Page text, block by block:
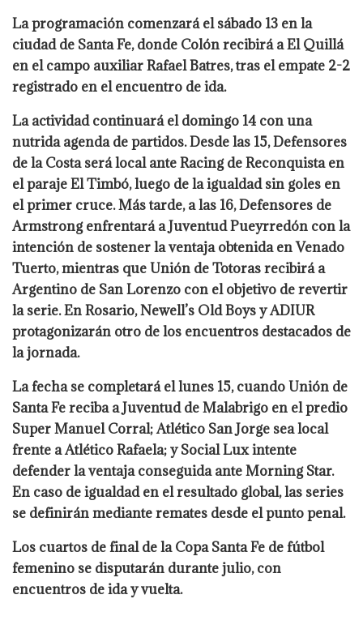
La programación comenzará el sábado 13 en la
ciudad de Santa Fe, donde Colón recibirá a El Quillá
en el campo auxiliar Rafael Batres, tras el empate 2-2
registrado en el encuentro de ida.
La actividad continuará el domingo 14 con una
nutrida agenda de partidos. Desde las 15, Defensores
de la Costa será local ante Racing de Reconquista en
el paraje El Timbó, luego de la igualdad sin goles en
el primer cruce. Más tarde, a las 16, Defensores de
Armstrong enfrentará a Juventud Pueyrredón con la
intención de sostener la ventaja obtenida en Venado
Tuerto, mientras que Unión de Totoras recibirá a
Argentino de San Lorenzo con el objetivo de revertir
la serie. En Rosario, Newell’s Old Boys y ADIUR
protagonizarán otro de los encuentros destacados de
la jornada.
La fecha se completará el lunes 15, cuando Unión de
Santa Fe reciba a Juventud de Malabrigo en el predio
Super Manuel Corral; Atlético San Jorge sea local
frente a Atlético Rafaela; y Social Lux intente
defender la ventaja conseguida ante Morning Star.
En caso de igualdad en el resultado global, las series
se definirán mediante remates desde el punto penal.
Los cuartos de final de la Copa Santa Fe de fútbol
femenino se disputarán durante julio, con
encuentros de ida y vuelta.